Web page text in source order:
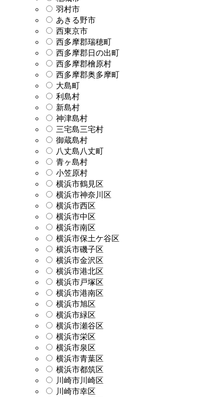
羽村市
あきる野市
西東京市
西多摩郡瑞穂町
西多摩郡日の出町
西多摩郡檜原村
西多摩郡奥多摩町
大島町
利島村
新島村
神津島村
三宅島三宅村
御蔵島村
八丈島八丈町
青ヶ島村
小笠原村
横浜市鶴見区
横浜市神奈川区
横浜市西区
横浜市中区
横浜市南区
横浜市保土ケ谷区
横浜市磯子区
横浜市金沢区
横浜市港北区
横浜市戸塚区
横浜市港南区
横浜市旭区
横浜市緑区
横浜市瀬谷区
横浜市栄区
横浜市泉区
横浜市青葉区
横浜市都筑区
川崎市川崎区
川崎市幸区